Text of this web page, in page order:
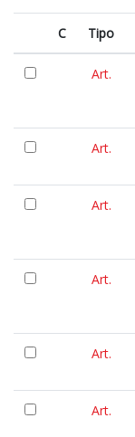
C Tipo
Art.
Art.
Art.
Art.
Art.
Art.